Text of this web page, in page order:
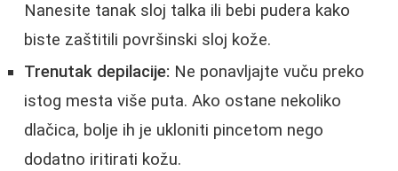
Nanesite tanak sloj talka ili bebi pudera kako
biste zaštitili površinski sloj kože.
Trenutak depilacije: Ne ponavljajte vuču preko
istog mesta više puta. Ako ostane nekoliko
dlačica, bolje ih je ukloniti pincetom nego
dodatno iritirati kožu.